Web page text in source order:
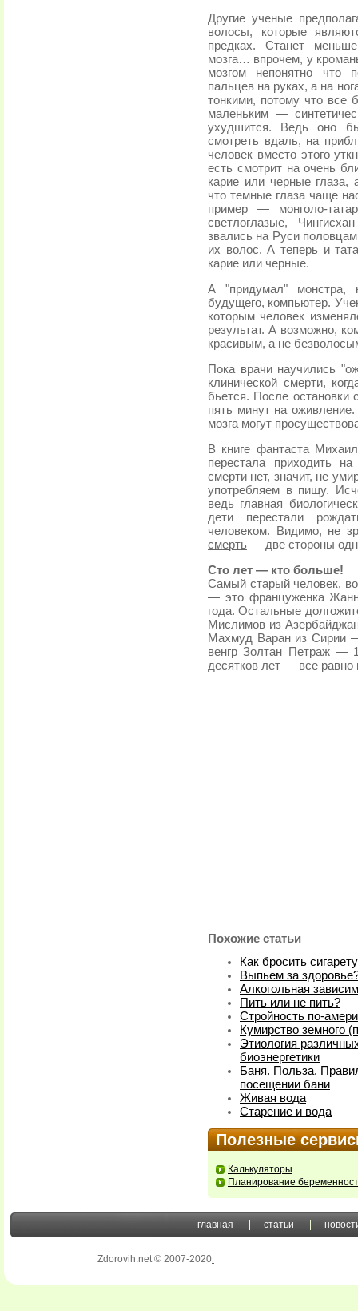
Другие ученые
волосы, которые
предках. Станет
мозга… впрочем, у
мозгом непонятно что
пальцев на руках, а на
тонкими, потому что все
маленьким —
ухудшится. Ведь оно
смотреть вдаль, на
человек вместо этого
есть смотрит на очень
карие или черные глаза,
что темные глаза чаще
пример — монголо-
светлоглазые,
звались на Руси
их волос. А теперь и
карие или черные.
А "придумал" монстра,
будущего, компьютер.
которым человек
результат. А возможно,
красивым, а не
Пока врачи научились
клинической смерти,
бьется. После остановки
пять минут на
мозга могут
В книге фантаста
перестала приходить
смерти нет, значит, не
употребляем в пищу.
ведь главная
дети перестали
человеком. Видимо, не
смерть — две стороны
Сто лет — кто больше!
Самый старый человек,
— это француженка
года. Остальные
Мислимов из
Махмуд Варан из Сирии
венгр Золтан Петраж —
десятков лет — все равно
Похожие статьи
Как бросить
Выпьем за
Алкогольная
Пить или не пить?
Стройность по-
Кумирство земного
Этиология
биоэнергетики
Баня. Польза.
посещении бани
Живая вода
Старение и вода
Полезные
Калькуляторы
Планирование
главная статьи
Zdorovih.net © 2007-2020